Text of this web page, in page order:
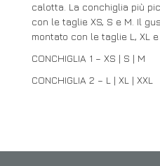
calotta. La conchiglia più
con le taglie XS, S e M. Il
montato con le taglie L, XL e
CONCHIGLIA 1 – XS | S | M
CONCHIGLIA 2 – L | XL | XXL